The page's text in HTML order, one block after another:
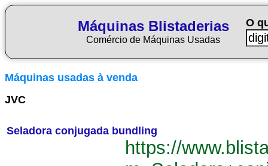
Máquinas Blistaderias
Comércio de Máquinas Usadas
O
Máquinas usadas à venda
JVC
Seladora conjugada bundling
https://